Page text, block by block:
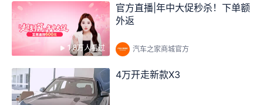
1.8万人看过
官方直播|年中大促秒杀！下单额
外返
汽车之家商城官方
4万开走新款X3